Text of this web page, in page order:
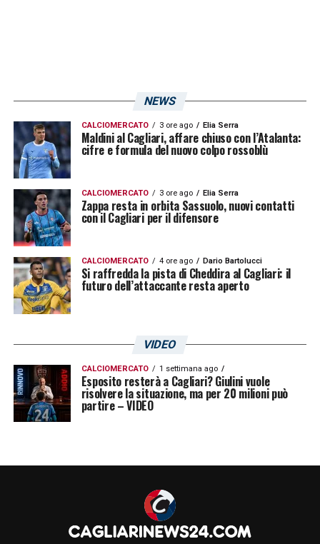
NEWS
CALCIOMERCATO 3 ore ago Elia Serra
Maldini al Cagliari, affare chiuso con l’Atalanta:
cifre e formula del nuovo colpo rossoblù
CALCIOMERCATO 3 ore ago Elia Serra
Zappa resta in orbita Sassuolo, nuovi contatti
con il Cagliari per il difensore
CALCIOMERCATO 4 ore ago Dario Bartolucci
Si raffredda la pista di Cheddira al Cagliari: il
futuro dell’attaccante resta aperto
VIDEO
CALCIOMERCATO 1 settimana ago
Esposito resterà a Cagliari? Giulini vuole
risolvere la situazione, ma per 20 milioni può
partire – VIDEO